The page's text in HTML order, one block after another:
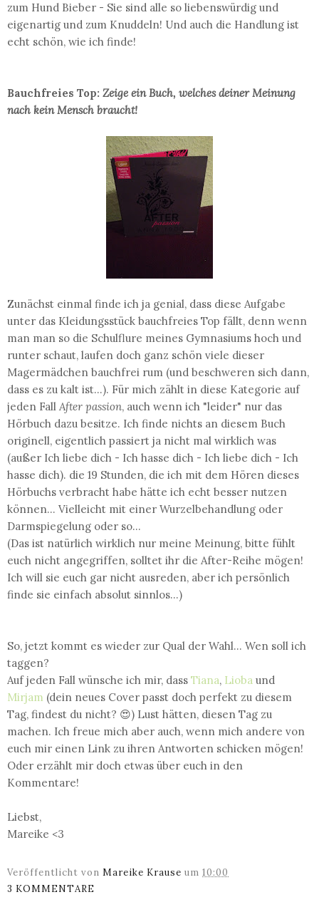
zum Hund Bieber - Sie sind alle so liebenswürdig und
eigenartig und zum Knuddeln! Und auch die Handlung ist
echt schön, wie ich finde!
Bauchfreies Top: Zeige ein Buch, welches deiner Meinung
nach kein Mensch braucht!
Zunächst einmal finde ich ja genial, dass diese Aufgabe
unter das Kleidungsstück bauchfreies Top fällt, denn wenn
man man so die Schulflure meines Gymnasiums hoch und
runter schaut, laufen doch ganz schön viele dieser
Magermädchen bauchfrei rum (und beschweren sich dann,
dass es zu kalt ist...). Für mich zählt in diese Kategorie auf
jeden Fall After passion, auch wenn ich "leider" nur das
Hörbuch dazu besitze. Ich finde nichts an diesem Buch
originell, eigentlich passiert ja nicht mal wirklich was
(außer Ich liebe dich - Ich hasse dich - Ich liebe dich - Ich
hasse dich). die 19 Stunden, die ich mit dem Hören dieses
Hörbuchs verbracht habe hätte ich echt besser nutzen
können... Vielleicht mit einer Wurzelbehandlung oder
Darmspiegelung oder so...
(Das ist natürlich wirklich nur meine Meinung, bitte fühlt
euch nicht angegriffen, solltet ihr die After-Reihe mögen!
Ich will sie euch gar nicht ausreden, aber ich persönlich
finde sie einfach absolut sinnlos...)
So, jetzt kommt es wieder zur Qual der Wahl... Wen soll ich
taggen?
Auf jeden Fall wünsche ich mir, dass Tiana, Lioba und
Mirjam (dein neues Cover passt doch perfekt zu diesem
Tag, findest du nicht? 😍) Lust hätten, diesen Tag zu
machen. Ich freue mich aber auch, wenn mich andere von
euch mir einen Link zu ihren Antworten schicken mögen!
Oder erzählt mir doch etwas über euch in den
Kommentare!
Liebst,
Mareike <3
Veröffentlicht von Mareike Krause um 10:00
3 KOMMENTARE